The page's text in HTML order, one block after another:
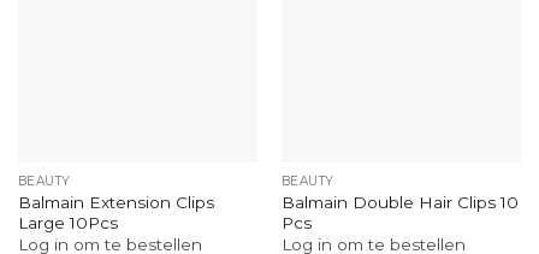
BEAUTY
Balmain Extension Clips
Large 10Pcs
Log in om te bestellen
BEAUTY
Balmain Double Hair Clips 10
Pcs
Log in om te bestellen